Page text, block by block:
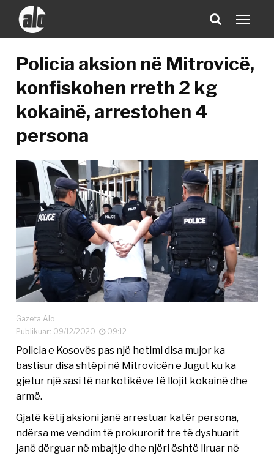
Policia aksion në Mitrovicë,
konfiskohen rreth 2 kg
kokainë, arrestohen 4
persona
Gazeta Alo
Publikuar: 09/12/2020
09:12
Policia e Kosovës pas një hetimi disa mujor ka
bastisur disa shtëpi në Mitrovicën e Jugut ku ka
gjetur një sasi të narkotikëve të llojit kokainë dhe
armë.
Gjatë këtij aksioni janë arrestuar katër persona,
ndërsa me vendim të prokurorit tre të dyshuarit
janë dërguar në mbajtje dhe njëri është liruar në